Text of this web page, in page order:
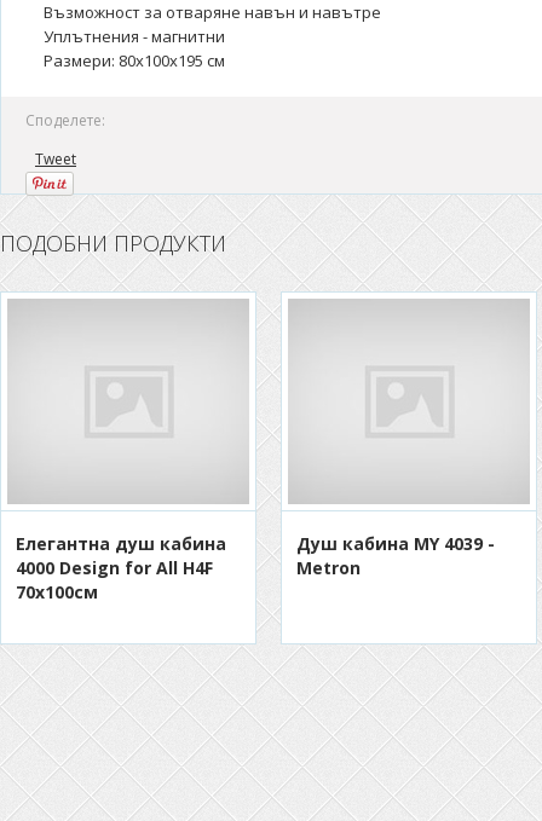
Възможност за отваряне навън и навътре
Уплътнения - магнитни
Размери: 80x100x195 см
Споделете:
Tweet
ПОДОБНИ ПРОДУКТИ
Елегантна душ кабина
4000 Design for All H4F
70x100см
Душ кабина MY 4039 -
Metron